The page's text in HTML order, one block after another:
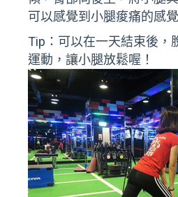
可以感覺到小腿痠痛的感
Tip：可以在一天結束後，
運動，讓小腿放鬆喔！